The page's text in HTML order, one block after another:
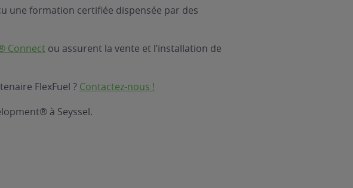
une formation certifiée dispensée par des
Connect ou assurent la vente et l’installation de
FlexFuel ? Contactez-nous !
à Seyssel.